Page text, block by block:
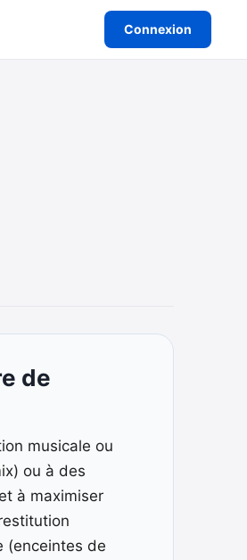
Connexion
de
musicale ou
ou à des
à maximiser
(enceintes de